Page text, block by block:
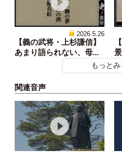
2026.5.26
【義の武将・上杉謙信】
あまり語られない、母...
もっとみ
関連音声